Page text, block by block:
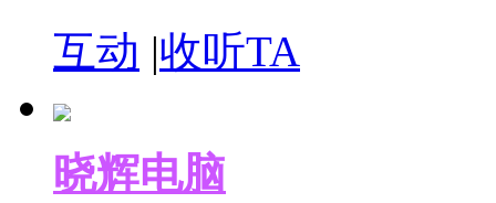
互动 |收听TA
晓辉电脑